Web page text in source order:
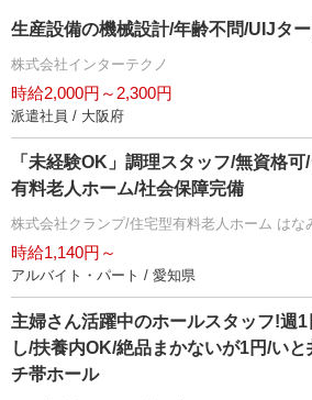
生産設備の機械設計/年齢不問/UIJタ
株式会社インターテクノ
時給2,000円～2,300円
派遣社員 / 大阪府
「未経験OK」調理スタッフ/無資格
有料老人ホーム/社会保障完備
株式会社クランプ/住宅型有料老人ホーム はな
時給1,140円～
アルバイト・パート / 愛知県
主婦さん活躍中のホールスタッフ!週
し/扶養内OK/絶品まかないが1円/い
チ帯ホール